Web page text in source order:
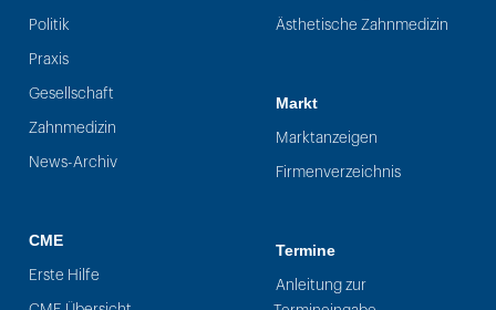
Politik
Praxis
Gesellschaft
Zahnmedizin
News-Archiv
CME
Erste Hilfe
Ästhetische Zahnmedizin
Markt
Marktanzeigen
Firmenverzeichnis
Termine
Anleitung zur